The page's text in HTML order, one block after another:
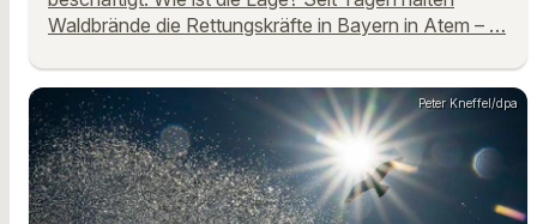
Waldbrände die Rettungskräfte in Bayern in Atem – …
Peter Kneffel/dpa